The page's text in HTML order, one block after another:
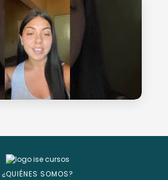
¿QUIÉNES SOMOS?